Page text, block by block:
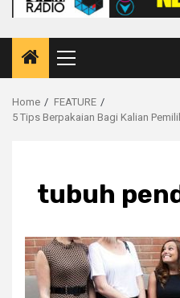
Primary
Menu
Home
FEATURE
5 Tips Berpakaian Bagi Kalian
tubuh